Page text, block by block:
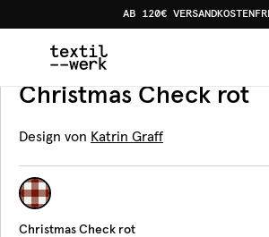
AB 120€
Produkte Kissen
Kissen
Christmas Check rot
Design von Katrin Graff
Christmas Check rot